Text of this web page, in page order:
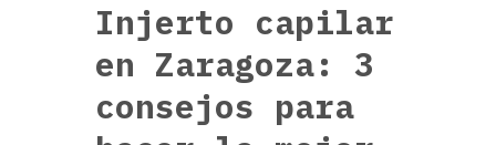
Injerto capilar
en Zaragoza: 3
consejos para